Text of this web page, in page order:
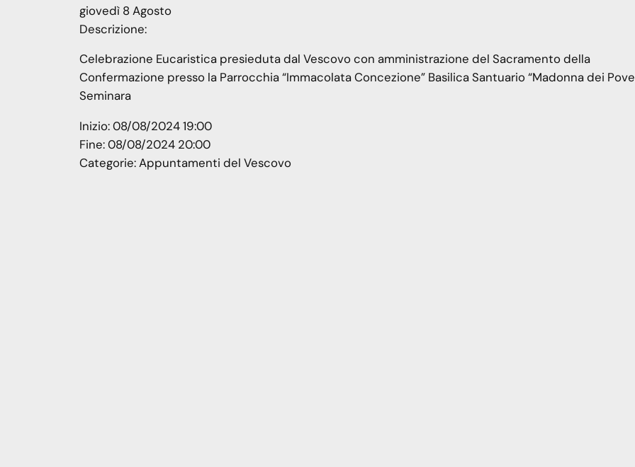
giovedì 8Agosto
Descrizione:
Celebrazione Eucaristica presieduta dal Vescovo con amministrazione del Sacramento della
Confermazione presso la Parrocchia “Immacolata Concezione” Basilica Santuario “Madonna dei
Seminara
Inizio:08/08/2024 19:00
Fine:08/08/2024 20:00
Categorie:Appuntamenti del Vescovo